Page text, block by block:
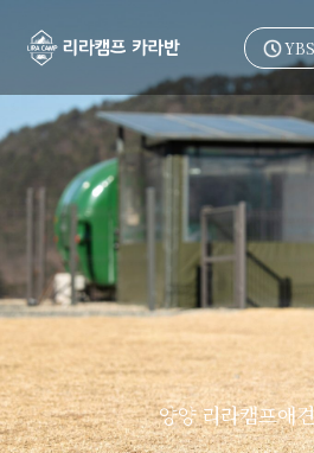
YBS
양양 리라캠프애